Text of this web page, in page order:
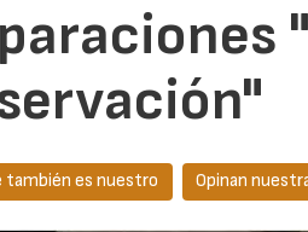
también es nuestro Opinan